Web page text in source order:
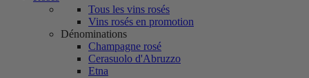
Tous les vins rosés
Vins rosés en promotion
Dénominations
Champagne rosé
Cerasuolo d'Abruzzo
Etna